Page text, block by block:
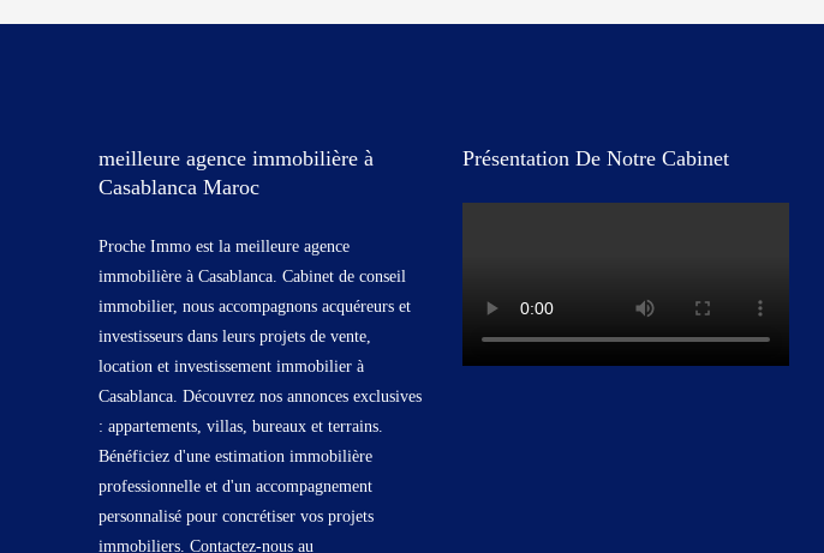
meilleure agence immobilière à
Casablanca Maroc
Proche Immo est la meilleure agence
immobilière à Casablanca. Cabinet de conseil
immobilier, nous accompagnons acquéreurs et
investisseurs dans leurs projets de vente,
location et investissement immobilier à
Casablanca. Découvrez nos annonces exclusives
: appartements, villas, bureaux et terrains.
Bénéficiez d'une estimation immobilière
professionnelle et d'un accompagnement
personnalisé pour concrétiser vos projets
immobiliers. Contactez-nous au
Présentation De Notre Cabinet